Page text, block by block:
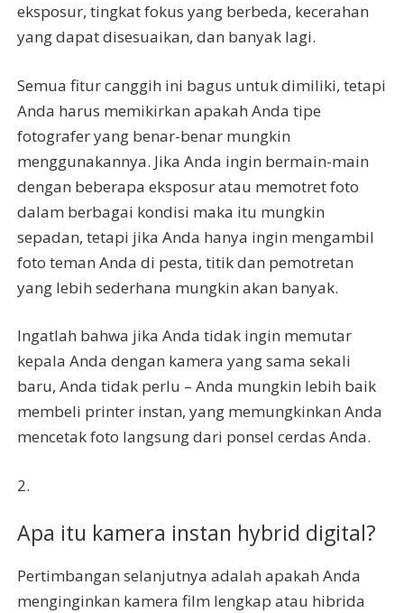
eksposur, tingkat fokus yang berbeda, kecerahan
yang dapat disesuaikan, dan banyak lagi.
Semua fitur canggih ini bagus untuk dimiliki, tetapi
Anda harus memikirkan apakah Anda tipe
fotografer yang benar-benar mungkin
menggunakannya. Jika Anda ingin bermain-main
dengan beberapa eksposur atau memotret foto
dalam berbagai kondisi maka itu mungkin
sepadan, tetapi jika Anda hanya ingin mengambil
foto teman Anda di pesta, titik dan pemotretan
yang lebih sederhana mungkin akan banyak.
Ingatlah bahwa jika Anda tidak ingin memutar
kepala Anda dengan kamera yang sama sekali
baru, Anda tidak perlu – Anda mungkin lebih baik
membeli printer instan, yang memungkinkan Anda
mencetak foto langsung dari ponsel cerdas Anda.
2.
Apa itu kamera instan hybrid digital?
Pertimbangan selanjutnya adalah apakah Anda
menginginkan kamera film lengkap atau hibrida